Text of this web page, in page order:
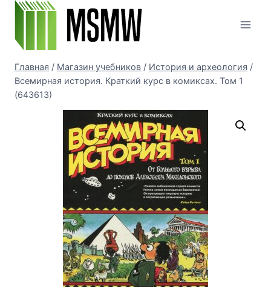
Перейти
содержимому
Главная / Магазин учебников / История и археология /
Всемирная история. Краткий курс в комиксах. Том 1
(643613)